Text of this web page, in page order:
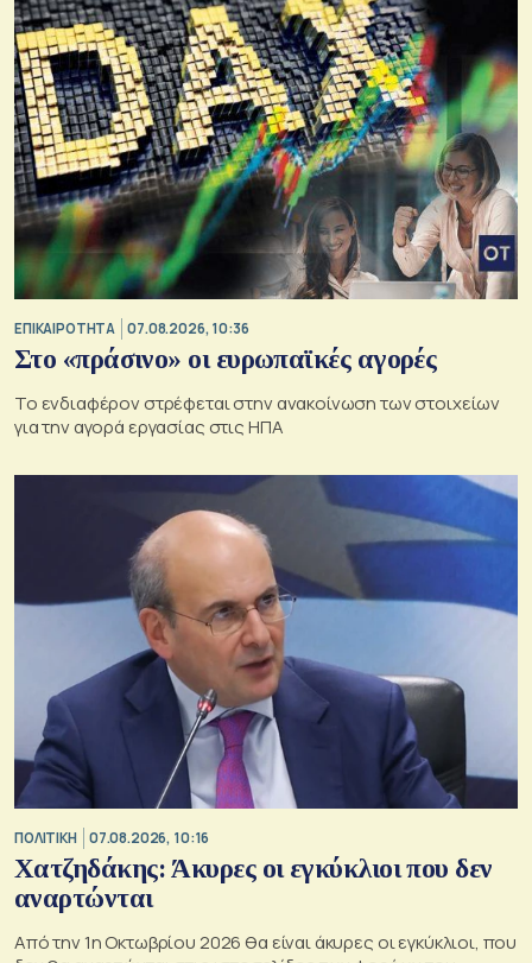
ΕΠΙΚΑΙΡΟΤΗΤΑ 07.08.2026, 10:36
Στο «πράσινο» οι ευρωπαϊκές αγορές
Το ενδιαφέρον στρέφεται στην ανακοίνωση των στοιχείων
για την αγορά εργασίας στις ΗΠΑ
ΠΟΛΙΤΙΚΗ 07.08.2026, 10:16
Χατζηδάκης: Άκυρες οι εγκύκλιοι που δεν
αναρτώνται
Από την 1η Οκτωβρίου 2026 θα είναι άκυρες οι εγκύκλιοι, που